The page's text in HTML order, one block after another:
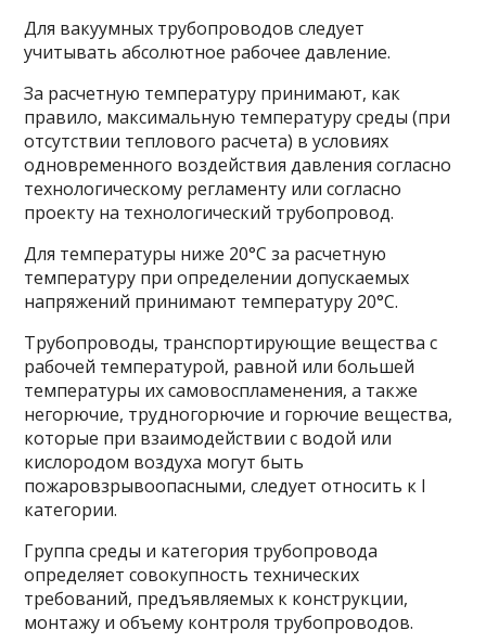
Для вакуумных трубопроводов следует
учитывать абсолютное рабочее давление.
За расчетную температуру принимают, как
правило, максимальную температуру среды (при
отсутствии теплового расчета) в условиях
одновременного воздействия давления согласно
технологическому регламенту или согласно
проекту на технологический трубопровод.
Для температуры ниже 20°С за расчетную
температуру при определении допускаемых
напряжений принимают температуру 20°С.
Трубопроводы, транспортирующие вещества с
рабочей температурой, равной или большей
температуры их самовоспламенения, а также
негорючие, трудногорючие и горючие вещества,
которые при взаимодействии с водой или
кислородом воздуха могут быть
пожаровзрывоопасными, следует относить к I
категории.
Группа среды и категория трубопровода
определяет совокупность технических
требований, предъявляемых к конструкции,
монтажу и объему контроля трубопроводов.